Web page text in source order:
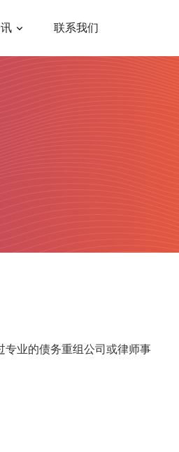
联系我们
专业的债务重组公司或律师事